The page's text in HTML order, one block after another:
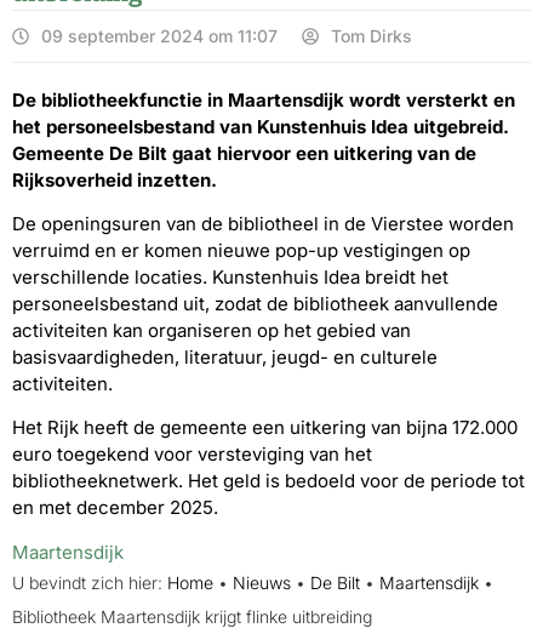
09 september 2024 om 11:07 Tom Dirks
De bibliotheekfunctie in Maartensdijk wordt versterkt en
het personeelsbestand van Kunstenhuis Idea uitgebreid.
Gemeente De Bilt gaat hiervoor een uitkering van de
Rijksoverheid inzetten.
De openingsuren van de bibliotheel in de Vierstee worden
verruimd en er komen nieuwe pop-up vestigingen op
verschillende locaties. Kunstenhuis Idea breidt het
personeelsbestand uit, zodat de bibliotheek aanvullende
activiteiten kan organiseren op het gebied van
basisvaardigheden, literatuur, jeugd- en culturele
activiteiten.
Het Rijk heeft de gemeente een uitkering van bijna 172.000
euro toegekend voor versteviging van het
bibliotheeknetwerk. Het geld is bedoeld voor de periode tot
en met december 2025.
Maartensdijk
U bevindt zich hier: Home • Nieuws • De Bilt • Maartensdijk •
Bibliotheek Maartensdijk krijgt flinke uitbreiding